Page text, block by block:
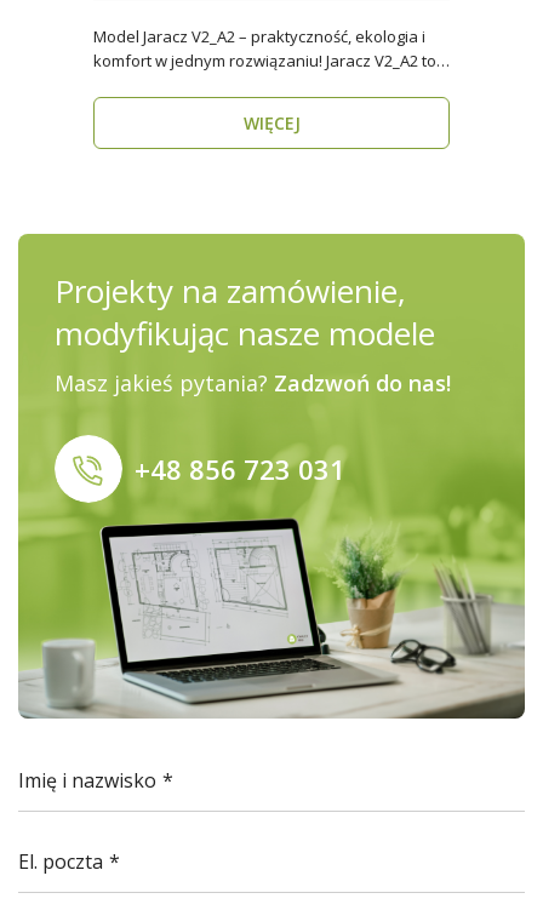
Model Jaracz V2_A2 – praktyczność, ekologia i
komfort w jednym rozwiązaniu! Jaracz V2_A2 to
WIĘCEJ
Projekty na zamówienie,
modyfikując nasze modele
Masz jakieś pytania? Zadzwoń do nas!
+48 856 723 031
Imię i nazwisko
El. poczta